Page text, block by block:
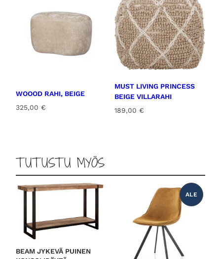
WOOOD RAHI, BEIGE
325,00 €
MUST LIVING PRINCESS
BEIGE VILLARAHI
189,00 €
TUTUSTU MYÖS
BEAM JYKEVÄ PUINEN
ALE
T
O